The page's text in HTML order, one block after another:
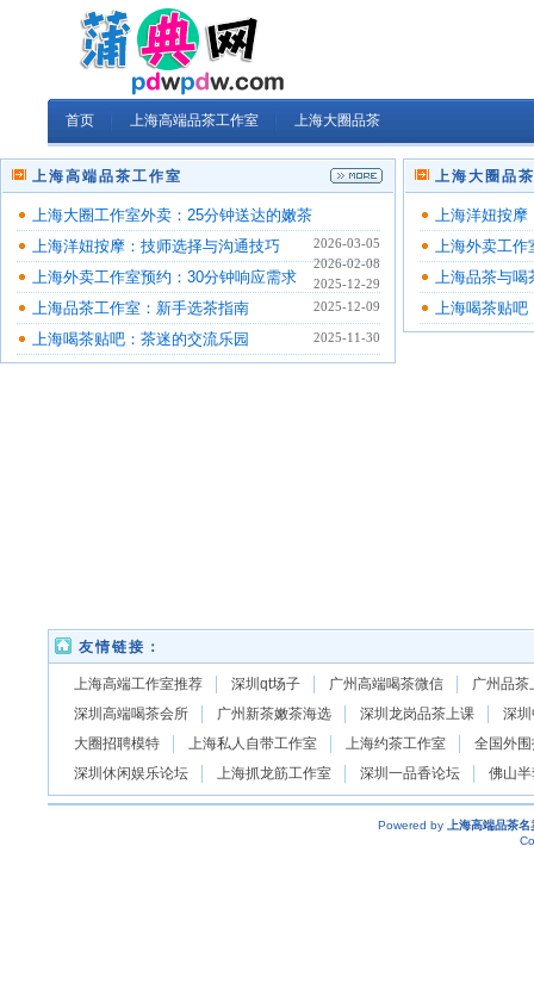
首页 上海高端品茶工作室 上海大圈品茶
上海高端品茶工作室
上海大圈工作室外卖：25分钟送达的嫩茶
2026-03-05
上海洋妞按摩：技师选择与沟通技巧
2026-02-08
上海外卖工作室预约：30分钟响应需求 2025-12-29
上海品茶工作室：新手选茶指南 2025-12-09
上海喝茶贴吧：茶迷的交流乐园 2025-11-30
上海大圈品茶
上海洋妞按摩
上海外卖工作
上海品茶与喝
上海喝茶贴吧
友情链接：
上海高端工作室推荐 深圳qt场子 广州高端喝茶微信
广州品茶
深圳高端喝茶会所
广州新茶嫩茶海选 深圳龙岗品茶上课
深
大圈招聘模特
上海私人自带工作室 上海约茶工作室
全国外
深圳休闲娱乐论坛
上海抓龙筋工作室 深圳一品香论坛 佛山
Powered by
上海高端品茶